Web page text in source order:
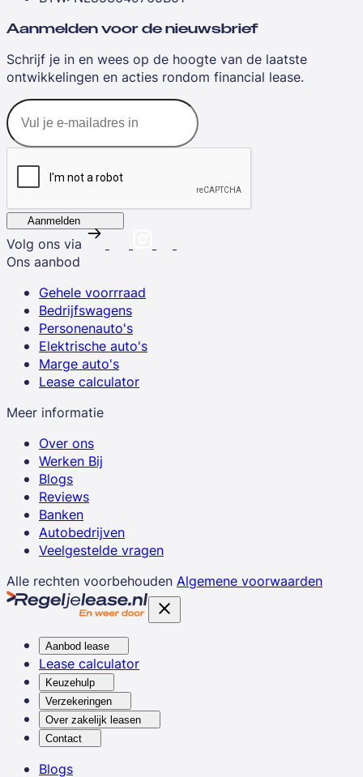
Aanmelden voor de nieuwsbrief
Schrijf je in en wees op de hoogte van de laatste
ontwikkelingen en acties rondom financial lease.
Aanmelden
Volg ons via
Ons aanbod
Gehele voorrraad
Bedrijfswagens
Personenauto's
Elektrische auto's
Marge auto's
Lease calculator
Meer informatie
Over ons
Werken Bij
Blogs
Reviews
Banken
Autobedrijven
Veelgestelde vragen
Alle rechten voorbehouden Algemene voorwaarden
Aanbod lease
Lease calculator
Keuzehulp
Verzekeringen
Over zakelijk leasen
Contact
Blogs